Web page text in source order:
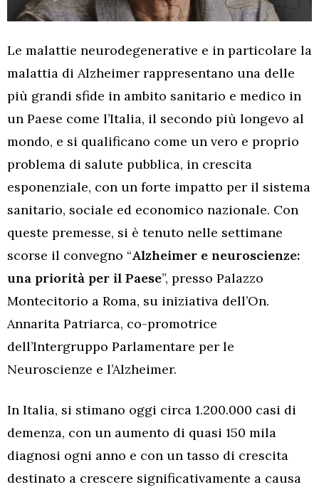
Le malattie neurodegenerative e in particolare la
malattia di Alzheimer rappresentano una delle
più grandi sfide in ambito sanitario e medico in
un Paese come l’Italia, il secondo più longevo al
mondo, e si qualificano come un vero e proprio
problema di salute pubblica, in crescita
esponenziale, con un forte impatto per il sistema
sanitario, sociale ed economico nazionale. Con
queste premesse, si è tenuto nelle settimane
scorse il convegno “Alzheimer e neuroscienze:
una priorità per il Paese”, presso Palazzo
Montecitorio a Roma, su iniziativa dell’On.
Annarita Patriarca, co-promotrice
dell’Intergruppo Parlamentare per le
Neuroscienze e l’Alzheimer.
In Italia, si stimano oggi circa 1.200.000 casi di
demenza, con un aumento di quasi 150 mila
diagnosi ogni anno e con un tasso di crescita
destinato a crescere significativamente a causa